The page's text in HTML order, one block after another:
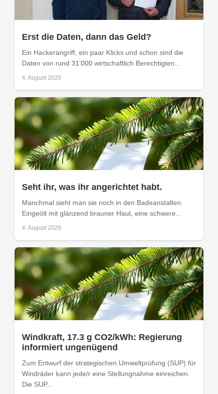
Erst die Daten, dann das Geld?
Ein Hackerangriff, ein paar Klicks und schon sind die
Daten von rund 31’000 wirtschaftlich Berechtigten...
4. August 2026
Seht ihr, was ihr angerichtet habt.
Manchmal sieht man sie noch in den Badeanstalten.
Eingeölt mit glänzend brauner Haut, eine schwere...
4. August 2026
Windkraft, 17.3 g CO2/kWh: Regierung
informiert ungenügend
Zum Entwurf der strategischen Umweltprüfung (SUP) für
Windräder kann jede/r eine Stellungnahme einreichen.
Die SUP...